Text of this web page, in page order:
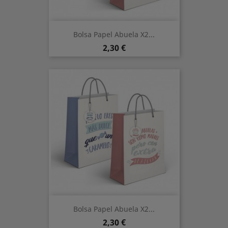
Bolsa Papel Abuela X2...
Precio
2,30 €
Bolsa Papel Abuela X2...
Precio
2,30 €